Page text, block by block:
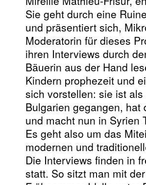
Sie geht durch eine
und präsentiert sich,
Moderatorin für dieses
ihren Interviews durch
Bäuerin aus der Hand
Kindern prophezeit und
sich vorstellen: sie ist
Bulgarien gegangen,
und macht nun in
Es geht also um das
modernen und
Die Interviews finden in
statt. So sitzt man mit